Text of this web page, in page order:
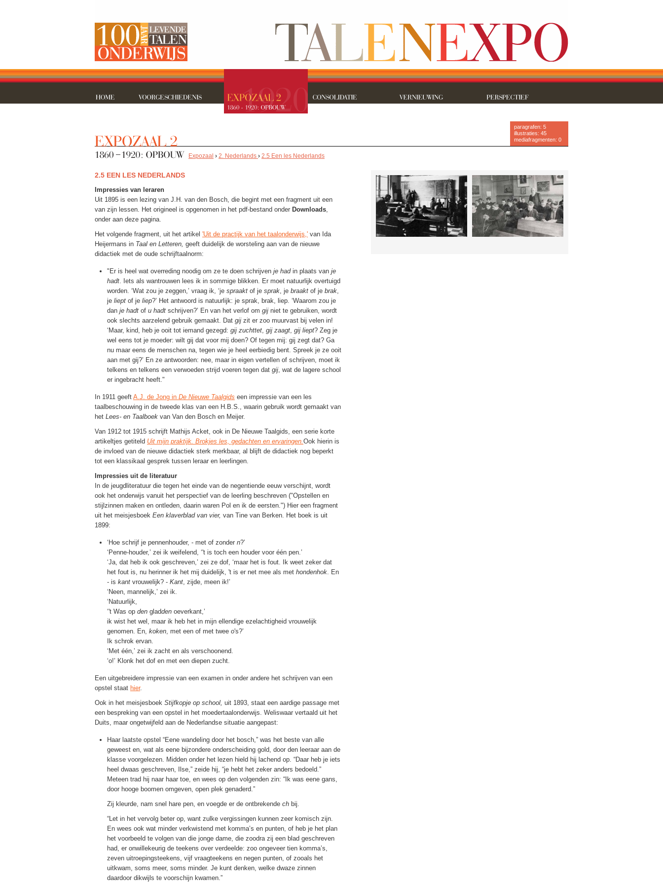
Expozaal › 2. Nederlands › 2.5 Een les Nederlands
paragrafen: 5
illustraties: 45
mediafragmenten: 0
2.5 EEN LES NEDERLANDS
Impressies van leraren
Uit 1895 is een lezing van J.H. van den Bosch, die begint met een fragment uit een
van zijn lessen. Het origineel is opgenomen in het pdf-bestand onder Downloads,
onder aan deze pagina.
Het volgende fragment, uit het artikel 'Uit de practijk van het taalonderwijs,' van Ida
Heijermans in Taal en Letteren, geeft duidelijk de worsteling aan van de nieuwe
didactiek met de oude schrijftaalnorm:
"Er is heel wat overreding noodig om ze te doen schrijven je hadin plaats van je
hadt. Iets als wantrouwen lees ik in sommige blikken. Er moet natuurlijk overtuigd
worden. ‘Wat zou je zeggen,’ vraag ik, ‘je spraakt of je sprak, je braakt of je brak,
je liept of je liep?’ Het antwoord is natuurlijk: je sprak, brak, liep. ‘Waarom zou je
dan je hadt of u hadt schrijven?’ En van het verlof om gij niet te gebruiken, wordt
ook slechts aarzelend gebruik gemaakt. Dat gij zit er zoo muurvast bij velen in!
‘Maar, kind, heb je ooit tot iemand gezegd: gij zuchttet, gij zaagt, gij liept? Zeg je
wel eens tot je moeder: wilt gij dat voor mij doen? Of tegen mij: gij zegt dat? Ga
nu maar eens de menschen na, tegen wie je heel eerbiedig bent. Spreek je ze ooit
aan met gij?’ En ze antwoorden: nee, maar in eigen vertellen of schrijven, moet ik
telkens en telkens een verwoeden strijd voeren tegen dat gij, wat de lagere school
er ingebracht heeft."
In 1911 geeft A.J. de Jong in De Nieuwe Taalgids een impressie van een les
taalbeschouwing in de tweede klas van een H.B.S., waarin gebruik wordt gemaakt van
het Lees- en Taalboek van Van den Bosch en Meijer.
Van 1912 tot 1915 schrijft Mathijs Acket, ook in De Nieuwe Taalgids, een serie korte
artikeltjes getiteld Uit mijn praktijk. Brokjes les, gedachten en ervaringen.Ook hierin is
de invloed van de nieuwe didactiek sterk merkbaar, al blijft de didactiek nog beperkt
tot een klassikaal gesprek tussen leraar en leerlingen.
Impressies uit de literatuur
In de jeugdliteratuur die tegen het einde van de negentiende eeuw verschijnt, wordt
ook het onderwijs vanuit het perspectief van de leerling beschreven ("Opstellen en
stijlzinnen maken en ontleden, daarin waren Pol en ik de eersten.") Hier een fragment
uit het meisjesboek Een klaverblad van vier, van Tine van Berken. Het boek is uit
1899:
‘Hoe schrijf je pennenhouder, - met of zonder n?’
‘Penne-houder,’ zei ik weifelend, ‘'t is toch een houder voor één pen.’
‘Ja, dat heb ik ook geschreven,’ zei ze dof, ‘maar het is fout. Ik weet zeker dat
het fout is, nu herinner ik het mij duidelijk, 't is er net mee als met hondenhok. En
- is kant vrouwelijk? - Kant, zijde, meen ik!’
‘Neen, mannelijk,’ zei ik.
‘Natuurlijk,
‘'t Was op den gladden oeverkant,’
ik wist het wel, maar ik heb het in mijn ellendige ezelachtigheid vrouwelijk
genomen. En, koken, met een of met twee o's?’
Ik schrok ervan.
‘Met één,’ zei ik zacht en als verschoonend.
‘o!’ Klonk het dof en met een diepen zucht.
Een uitgebreidere impressie van een examen in onder andere het schrijven van een
opstel staat hier.
Ook in het meisjesboek Stijfkopje op school, uit 1893, staat een aardige passage met
een bespreking van een opstel in het moedertaalonderwijs. Weliswaar vertaald uit het
Duits, maar ongetwijfeld aan de Nederlandse situatie aangepast:
Haar laatste opstel “Eene wandeling door het bosch,” was het beste van alle
geweest en, wat als eene bijzondere onderscheiding gold, door den leeraar aan de
klasse voorgelezen. Midden onder het lezen hield hij lachend op. “Daar heb je iets
heel dwaas geschreven, Ilse,” zeide hij, “je hebt het zeker anders bedoeld.”
Meteen trad hij naar haar toe, en wees op den volgenden zin: “Ik was eene gans,
door hooge boomen omgeven, open plek genaderd.”
Zij kleurde, nam snel hare pen, en voegde er de ontbrekende ch bij.
“Let in het vervolg beter op, want zulke vergissingen kunnen zeer komisch zijn.
En wees ook wat minder verkwistend met komma’s en punten, of heb je het plan
het voorbeeld te volgen van die jonge dame, die zoodra zij een blad geschreven
had, er onwillekeurig de teekens over verdeelde: zoo ongeveer tien komma’s,
zeven uitroepingsteekens, vijf vraagteekens en negen punten, of zooals het
uitkwam, soms meer, soms minder. Je kunt denken, welke dwaze zinnen
daardoor dikwijls te voorschijn kwamen.”